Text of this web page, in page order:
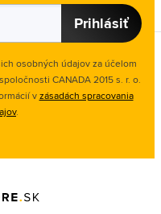
Prihlásiť
osobných údajov za účelom
CANADA 2015 s. r. o.
vzásadách spracovania
.